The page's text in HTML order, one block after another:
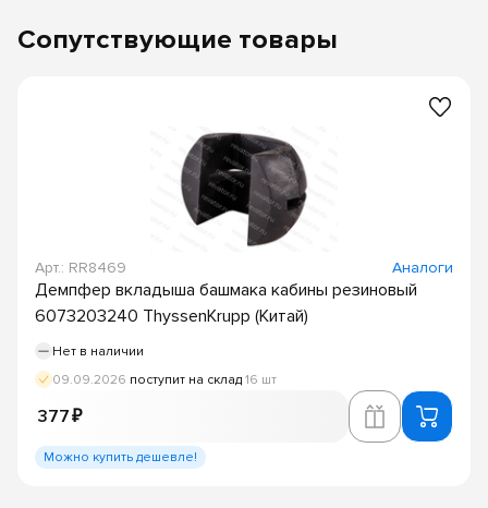
Сопутствующие товары
Арт.: RR8469 Аналоги
Демпфер вкладыша башмака кабины резиновый
6073203240 ThyssenKrupp (Китай)
Нет в наличии
09.09.2026 поступит на склад 16 шт
377 ₽
Можно купить дешевле!